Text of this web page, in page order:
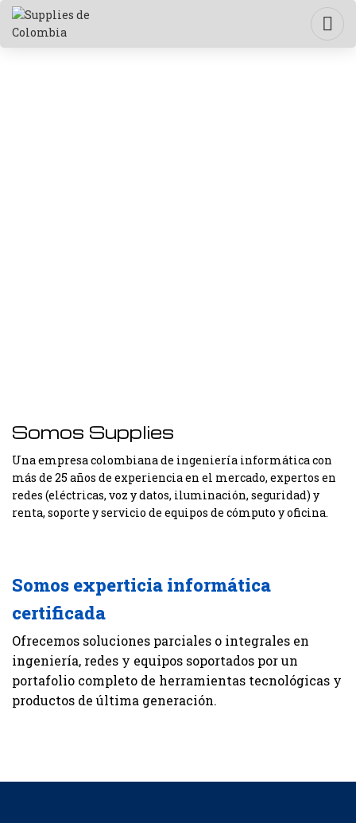
Somos Supplies
Una empresa colombiana de ingeniería informática con
más de 25 años de experiencia en el mercado, expertos en
redes (eléctricas, voz y datos, iluminación, seguridad) y
renta, soporte y servicio de equipos de cómputo y oficina.
Somos experticia informática
certificada
Ofrecemos soluciones parciales o integrales en
ingeniería, redes y equipos soportados por un
portafolio completo de herramientas tecnológicas y
productos de última generación.